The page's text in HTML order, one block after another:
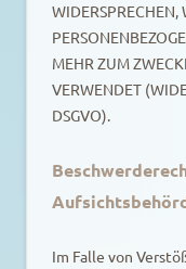
WIDERSPRECHEN,
MEHR ZUM
VERWENDET
DSGVO).
Im Falle von